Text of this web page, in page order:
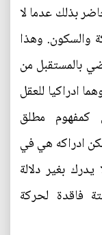
بذلك عدما لا
والسكون. وهذا
بالمستقبل من
ادراكيا للعقل
كمفهوم مطلق
ادراكه هي في
بغير دلالة
فاقدة لحركة